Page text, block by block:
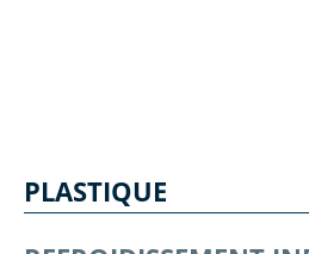
PLASTIQUE